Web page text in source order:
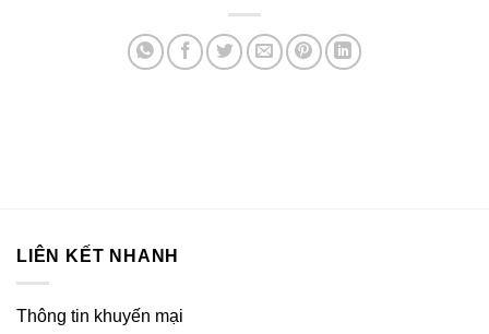
LIÊN KẾT NHANH
Thông tin khuyến mại